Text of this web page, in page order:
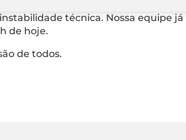
técnica. Nossa equipe
de hoje.
de todos.